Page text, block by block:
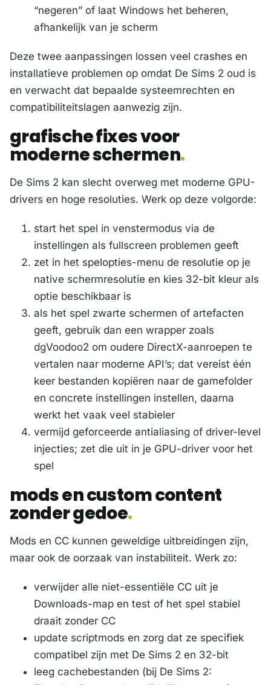
“negeren” of laat Windows het beheren,
afhankelijk van je scherm
Deze twee aanpassingen lossen veel crashes en
installatieve problemen op omdat De Sims 2 oud is
en verwacht dat bepaalde systeemrechten en
compatibiliteitslagen aanwezig zijn.
grafische fixes voor
moderne schermen
De Sims 2 kan slecht overweg met moderne GPU-
drivers en hoge resoluties. Werk op deze volgorde:
start het spel in venstermodus via de
instellingen als fullscreen problemen geeft
zet in het spelopties-menu de resolutie op je
native schermresolutie en kies 32-bit kleur als
optie beschikbaar is
als het spel zwarte schermen of artefacten
geeft, gebruik dan een wrapper zoals
dgVoodoo2 om oudere DirectX-aanroepen te
vertalen naar moderne API’s; dat vereist één
keer bestanden kopiëren naar de gamefolder
en concrete instellingen instellen, daarna
werkt het vaak veel stabieler
vermijd geforceerde antialiasing of driver-level
injecties; zet die uit in je GPU-driver voor het
spel
mods en custom content
zonder gedoe
Mods en CC kunnen geweldige uitbreidingen zijn,
maar ook de oorzaak van instabiliteit. Werk zo:
verwijder alle niet-essentiële CC uit je
Downloads-map en test of het spel stabiel
draait zonder CC
update scriptmods en zorg dat ze specifiek
compatibel zijn met De Sims 2 en 32-bit
leeg cachebestanden (bij De Sims 2: